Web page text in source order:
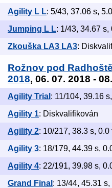
Agility L L: 5/43, 37.06 s,
Jumping L L: 1/43, 34.67 s,
Zkouška LA3 LA3:
Rožnov pod
2018, 06. 07. 2018 -
Agility Trial : 11/104, 39.16
Agility 1: Diskvalifikován
Agility 2: 10/217, 38.3 s, 0.0
Agility 3: 18/179, 44.39 s,
Agility 4: 22/191, 39.98 s,
Grand Final : 13/44, 45.31